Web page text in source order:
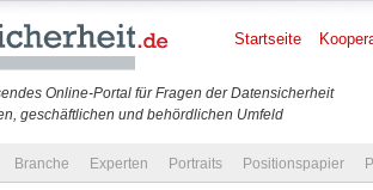
Online-Portal für Fragen der Datensicherheit
geschäftlichen und behördlichen Umfeld
Startseite
Branche Experten Portraits Positionspapier